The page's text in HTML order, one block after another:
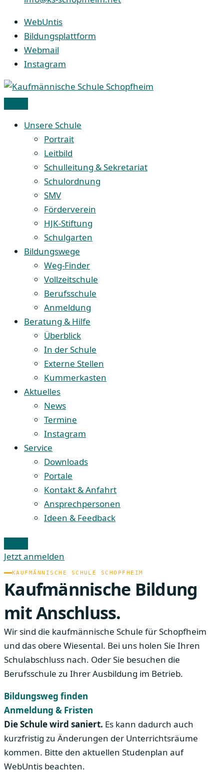
WebUntis
Bildungsplattform
Webmail
Instagram
Unsere Schule
Portrait
Leitbild
Schulleitung & Sekretariat
Schulordnung
SMV
Förderverein
HJK-Stiftung
Schulgarten
Bildungswege
Weg-Finder
Vollzeitschule
Berufsschule
Anmeldung
Beratung & Hilfe
Überblick
In der Schule
Externe Stellen
Kummerkasten
Aktuelles
News
Termine
Instagram
Service
Downloads
Portale
Kontakt & Anfahrt
Ansprechpersonen
Ideen & Feedback
Jetzt anmelden
KAUFMÄNNISCHE SCHULE SCHOPFHEIM
Kaufmännische Bildung
mit Anschluss.
Wir sind die kaufmännische Schule für Schopfheim
und das obere Wiesental. Bei uns holen Sie Ihren
Schulabschluss nach. Oder Sie besuchen die
Berufsschule zu Ihrer Ausbildung im Betrieb.
Bildungsweg finden
Anmeldung & Fristen
Die Schule wird saniert. Es kann dadurch auch
kurzfristig zu Änderungen der Unterrichtsräume
kommen. Bitte den aktuellen Studenplan auf
WebUntis beachten.